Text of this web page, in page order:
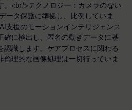
。<br/>テクノロジー：カメラのない
ータ保護に準拠し、比例していま
支援のモーションインテリジェンス
確に検出し、匿名の動きデータに基
認識します。ケアプロセスに関わる
理的な画像処理は一切行っていま